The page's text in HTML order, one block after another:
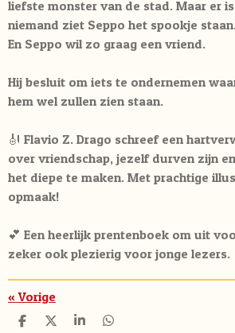
liefste monster van de stad. Maar er
niemand ziet Seppo het spookje
En Seppo wil zo graag een vriend.
Hij besluit om iets te ondernemen
hem wel zullen zien staan.
🎻 Flavio Z. Drago schreef een
over vriendschap, jezelf durven zijn
het diepe te maken. Met prachtige
opmaak!
💕 Een heerlijk prentenboek om uit
zeker ook plezierig voor jonge lezers.
«Vorige
D
D
S
D